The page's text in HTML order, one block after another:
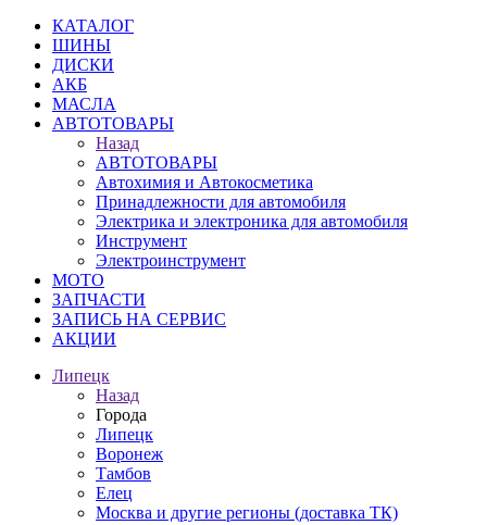
КАТАЛОГ
ШИНЫ
ДИСКИ
АКБ
МАСЛА
АВТОТОВАРЫ
Назад
АВТОТОВАРЫ
Автохимия и Автокосметика
Принадлежности для автомобиля
Электрика и электроника для автомобиля
Инструмент
Электроинструмент
МОТО
ЗАПЧАСТИ
ЗАПИСЬ НА СЕРВИС
АКЦИИ
Липецк
Назад
Города
Липецк
Воронеж
Тамбов
Елец
Москва и другие регионы (доставка ТК)